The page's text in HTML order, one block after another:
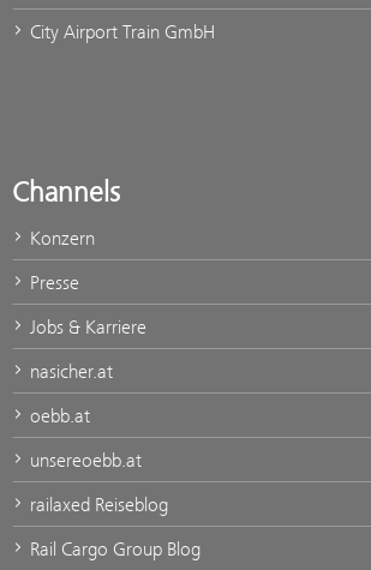
City Airport Train GmbH
Channels
Konzern
Presse
Jobs & Karriere
nasicher.at
oebb.at
unsereoebb.at
railaxed Reiseblog
Rail Cargo Group Blog